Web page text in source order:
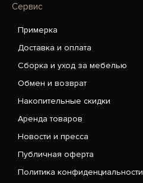
Сервис
Примерка
Доставка и оплата
Сборка и уход за мебелью
Обмен и возврат
Накопительные скидки
Аренда товаров
Новости и пресса
Публичная оферта
Политика конфиденциальности